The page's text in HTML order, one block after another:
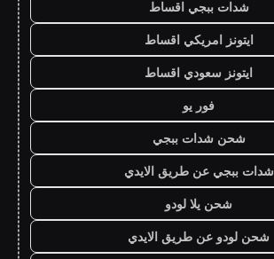
شدات ببجي اقساط
ايتونز امريكي اقساط
ايتونز سعودي اقساط
فور يو
شحن شدات ببجي
شدات ببجي عن طريق الايدي
شحن يلا لودو
شحن لودو عن طريق الايدي